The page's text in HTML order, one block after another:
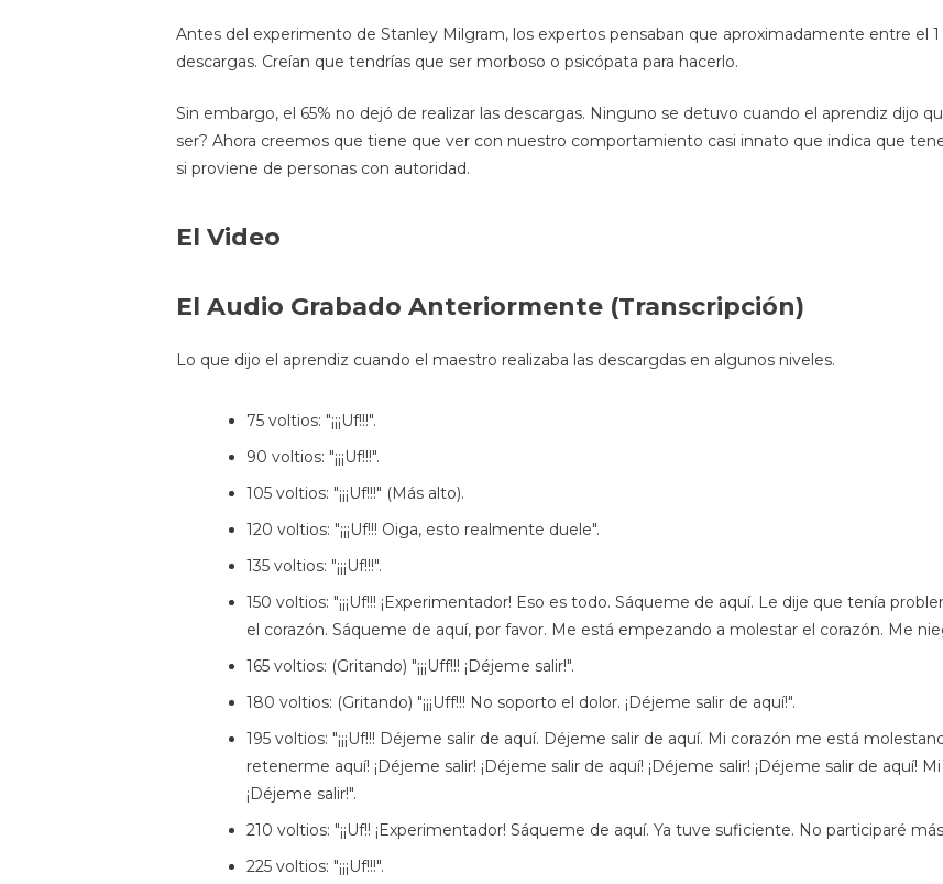
Antes del experimento de Stanley Milgram, los expertos pensaban que aproximadamente entre el 1
descargas. Creían que tendrías que ser morboso o psicópata para hacerlo.
Sin embargo, el 65% no dejó de realizar las descargas. Ninguno se detuvo cuando el aprendiz dijo
ser? Ahora creemos que tiene que ver con nuestro comportamiento casi innato que indica que
si proviene de personas con autoridad.
El Video
El Audio Grabado Anteriormente (Transcripción)
Lo que dijo el aprendiz cuando el maestro realizaba las descargdas en algunos niveles.
75 voltios: "¡¡¡Uf!!!".
90 voltios: "¡¡¡Uf!!!".
105 voltios: "¡¡¡Uf!!!" (Más alto).
120 voltios: "¡¡¡Uf!!! Oiga, esto realmente duele".
135 voltios: "¡¡¡Uf!!!".
150 voltios: "¡¡¡Uf!!! ¡Experimentador! Eso es todo. Sáqueme de aquí. Le dije que tenía
el corazón. Sáqueme de aquí, por favor. Me está empezando a molestar el corazón. Me
165 voltios: (Gritando) "¡¡¡Uff!!! ¡Déjeme salir!".
180 voltios: (Gritando) "¡¡¡Uff!!! No soporto el dolor. ¡Déjeme salir de aquí!".
195 voltios: "¡¡¡Uf!!! Déjeme salir de aquí. Déjeme salir de aquí. Mi corazón me está
retenerme aquí! ¡Déjeme salir! ¡Déjeme salir de aquí! ¡Déjeme salir! ¡Déjeme salir de aquí!
¡Déjeme salir!".
210 voltios: "¡¡Uf!! ¡Experimentador! Sáqueme de aquí. Ya tuve suficiente. No participaré
225 voltios: "¡¡¡Uf!!!".